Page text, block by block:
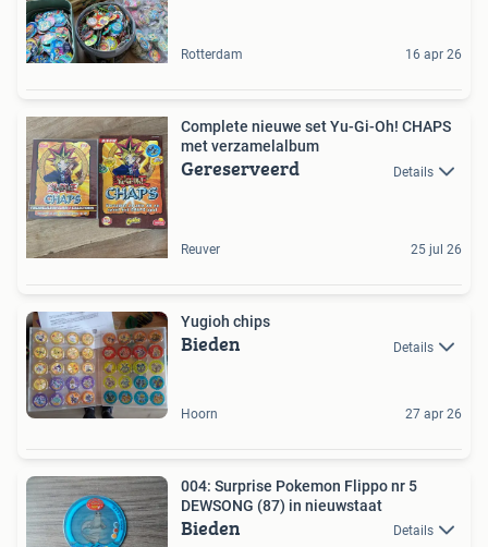
Rotterdam 16 apr 26
Complete nieuwe set Yu-Gi-Oh! CHAPS
met verzamelalbum
Gereserveerd Details
Reuver 25 jul 26
Yugioh chips
Bieden Details
Hoorn 27 apr 26
004: Surprise Pokemon Flippo nr 5
DEWSONG (87) in nieuwstaat
Bieden Details